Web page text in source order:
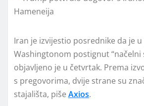
Iran je izvijestio posrednike da je
Washingtonom postignut “načelni
objavljeno je u četvrtak. Prema
s pregovorima, dvije strane su
stajališta, piše Axios.